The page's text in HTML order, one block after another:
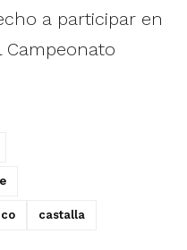
a participar en
Campeonato
castalla